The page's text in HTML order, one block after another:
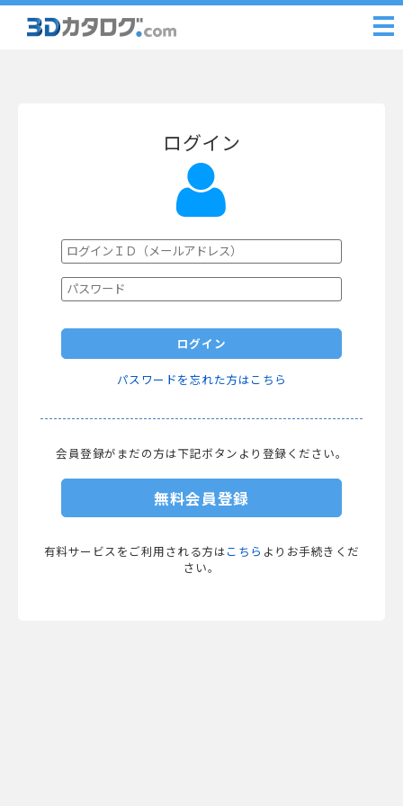
ログイン
ログイン
パスワードを忘れた方はこちら
会員登録がまだの方は下記ボタンより登録ください。
無料会員登録
有料サービスをご利用される方は こちら よりお手続きくだ
さい。